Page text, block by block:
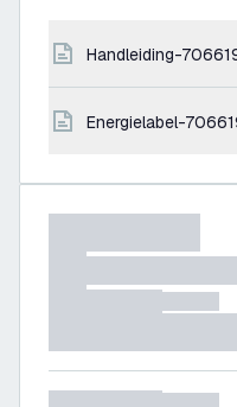
handleiding-
energielabel-